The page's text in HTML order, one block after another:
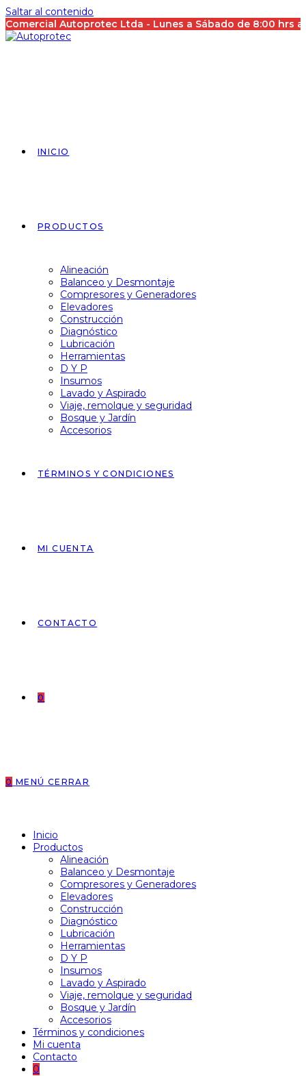
Saltar al contenido
Comercial Autoprotec Ltda - Lunes a Sábado de 8:00 hrs a
INICIO
PRODUCTOS
Alineación
Balanceo y Desmontaje
Compresores y Generadores
Elevadores
Construcción
Diagnóstico
Lubricación
Herramientas
D Y P
Insumos
Lavado y Aspirado
Viaje, remolque y seguridad
Bosque y Jardín
Accesorios
TÉRMINOS Y CONDICIONES
MI CUENTA
CONTACTO
0
0 MENÚ CERRAR
Inicio
Productos
Alineación
Balanceo y Desmontaje
Compresores y Generadores
Elevadores
Construcción
Diagnóstico
Lubricación
Herramientas
D Y P
Insumos
Lavado y Aspirado
Viaje, remolque y seguridad
Bosque y Jardín
Accesorios
Términos y condiciones
Mi cuenta
Contacto
0